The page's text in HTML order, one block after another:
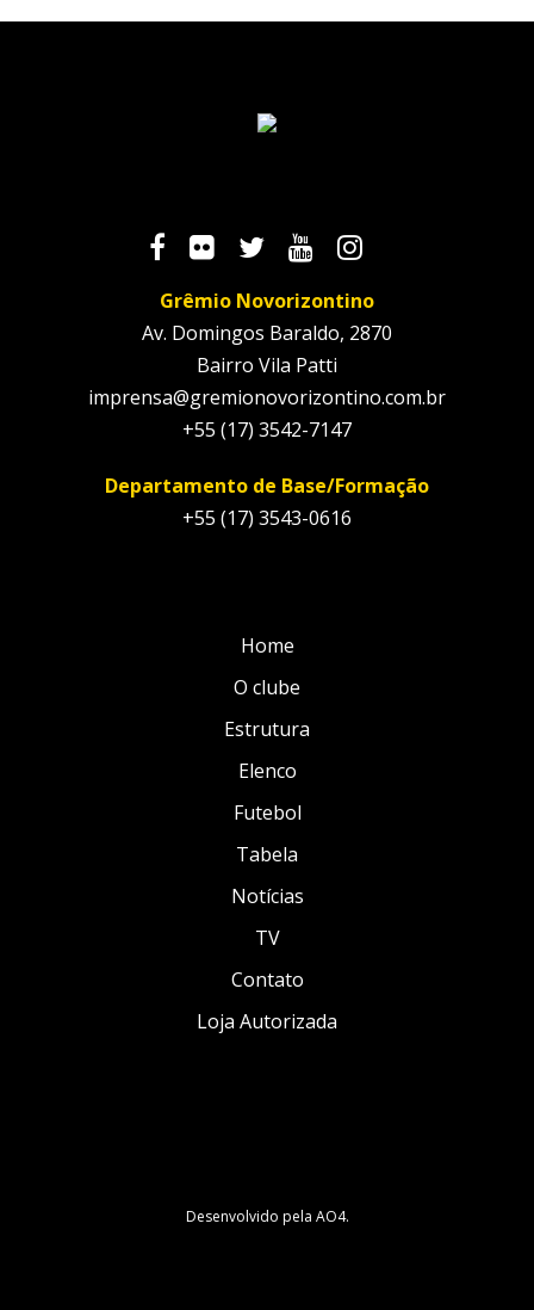
Grêmio Novorizontino
Av. Domingos Baraldo, 2870
Bairro Vila Patti
imprensa@gremionovorizontino.com.br
+55 (17) 3542-7147
Departamento de Base/Formação
+55 (17) 3543-0616
Home
O clube
Estrutura
Elenco
Futebol
Tabela
Notícias
TV
Contato
Loja Autorizada
Desenvolvido pela AO4.